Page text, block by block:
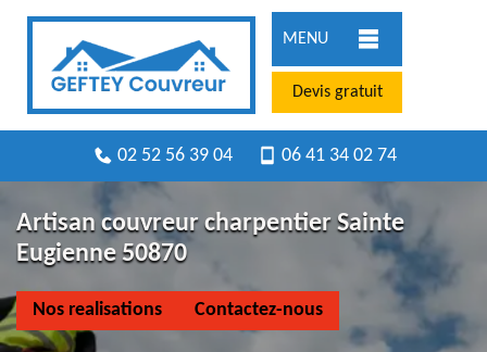
MENU
Devis gratuit
02 52 56 39 04 06 41 34 02 74
Artisan couvreur charpentier Sainte
Eugienne 50870
Nos realisations Contactez-nous